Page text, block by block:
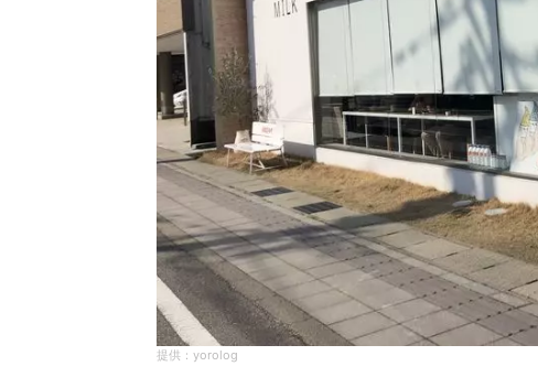
yorolog